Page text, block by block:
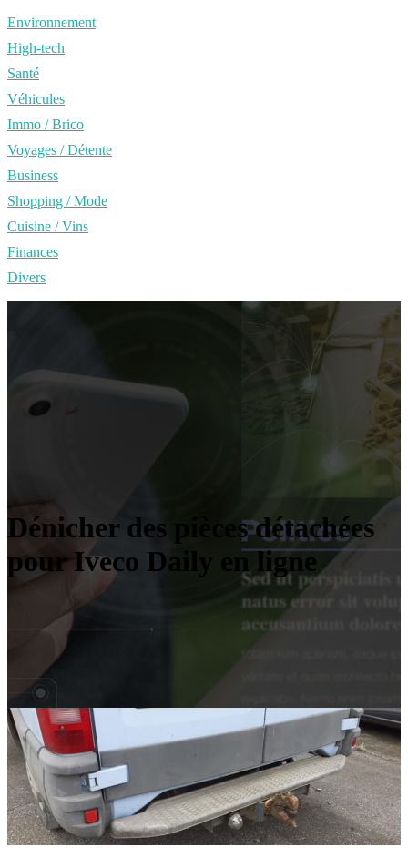
Environnement
High-tech
Santé
Véhicules
Immo / Brico
Voyages / Détente
Business
Shopping / Mode
Cuisine / Vins
Finances
Divers
Dénicher des pièces détachées
pour Iveco Daily en ligne